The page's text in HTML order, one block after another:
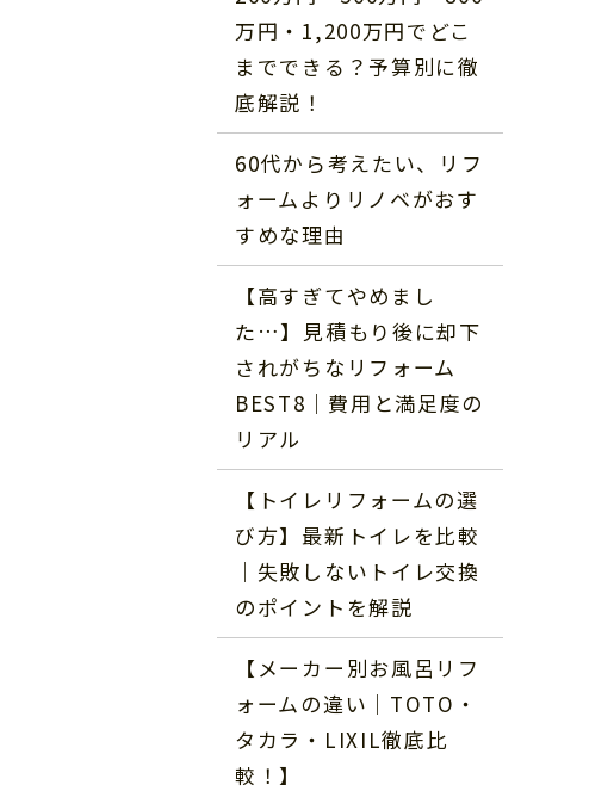
万円・1,200万円でどこ
までできる？予算別に徹
底解説！
60代から考えたい、リフ
ォームよりリノベがおす
すめな理由
【高すぎてやめまし
た…】見積もり後に却下
されがちなリフォーム
BEST8｜費用と満足度の
リアル
【トイレリフォームの選
び方】最新トイレを比較
｜失敗しないトイレ交換
のポイントを解説
【メーカー別お風呂リフ
ォームの違い｜TOTO・
タカラ・LIXIL徹底比
較！】